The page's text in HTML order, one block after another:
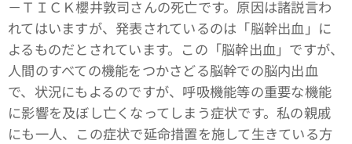
－ＴＩＣＫ櫻井敦司さんの死亡です。原因は諸説言わ
れてはいますが、発表されているのは「脳幹出血」に
よるものだとされています。この「脳幹出血」ですが、
人間のすべての機能をつかさどる脳幹での脳内出血
で、状況にもよるのですが、呼吸機能等の重要な機能
に影響を及ぼし亡くなってしまう症状です。私の親戚
にも一人、この症状で延命措置を施して生きている方